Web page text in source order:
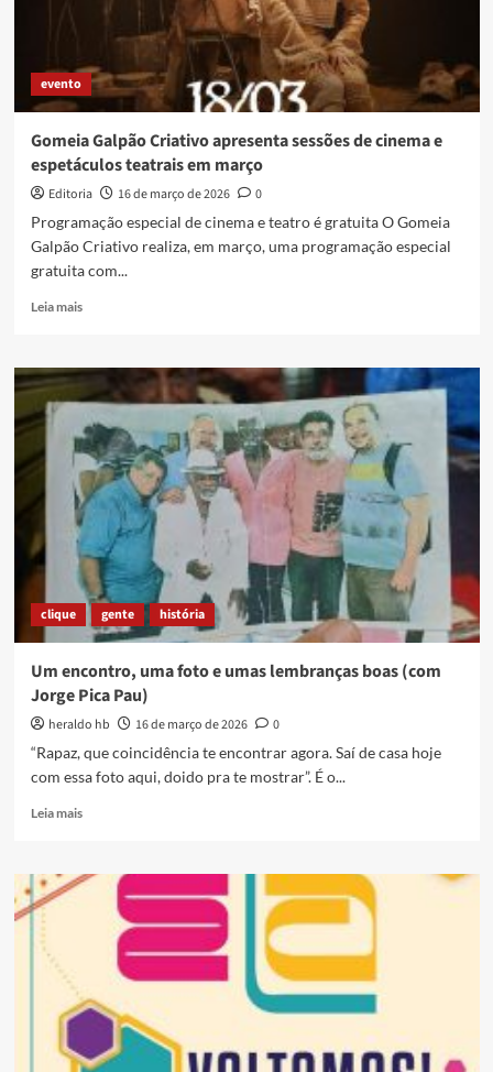
evento
Gomeia Galpão Criativo apresenta sessões de cinema e
espetáculos teatrais em março
Editoria 16 de março de 2026
0
Programação especial de cinema e teatro é gratuita O Gomeia
Galpão Criativo realiza, em março, uma programação especial
gratuita com...
Leia maisRead
Gomeia
Galpão
Criativo
apresenta
sessões
de
cinema
e
espetáculos
teatrais
em
março
clique gente história
Um encontro, uma foto e umas lembranças boas (com
Jorge Pica Pau)
heraldo hb 16 de março de 2026
0
“Rapaz, que coincidência te encontrar agora. Saí de casa hoje
com essa foto aqui, doido pra te mostrar”. É o...
Leia maisRead
Um
encontro,
lembranças
boas
Jorge